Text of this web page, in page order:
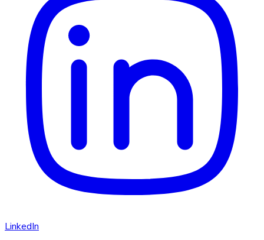
LinkedIn